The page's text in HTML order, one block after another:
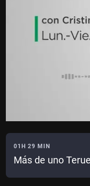
01H 29 MIN
Más de uno